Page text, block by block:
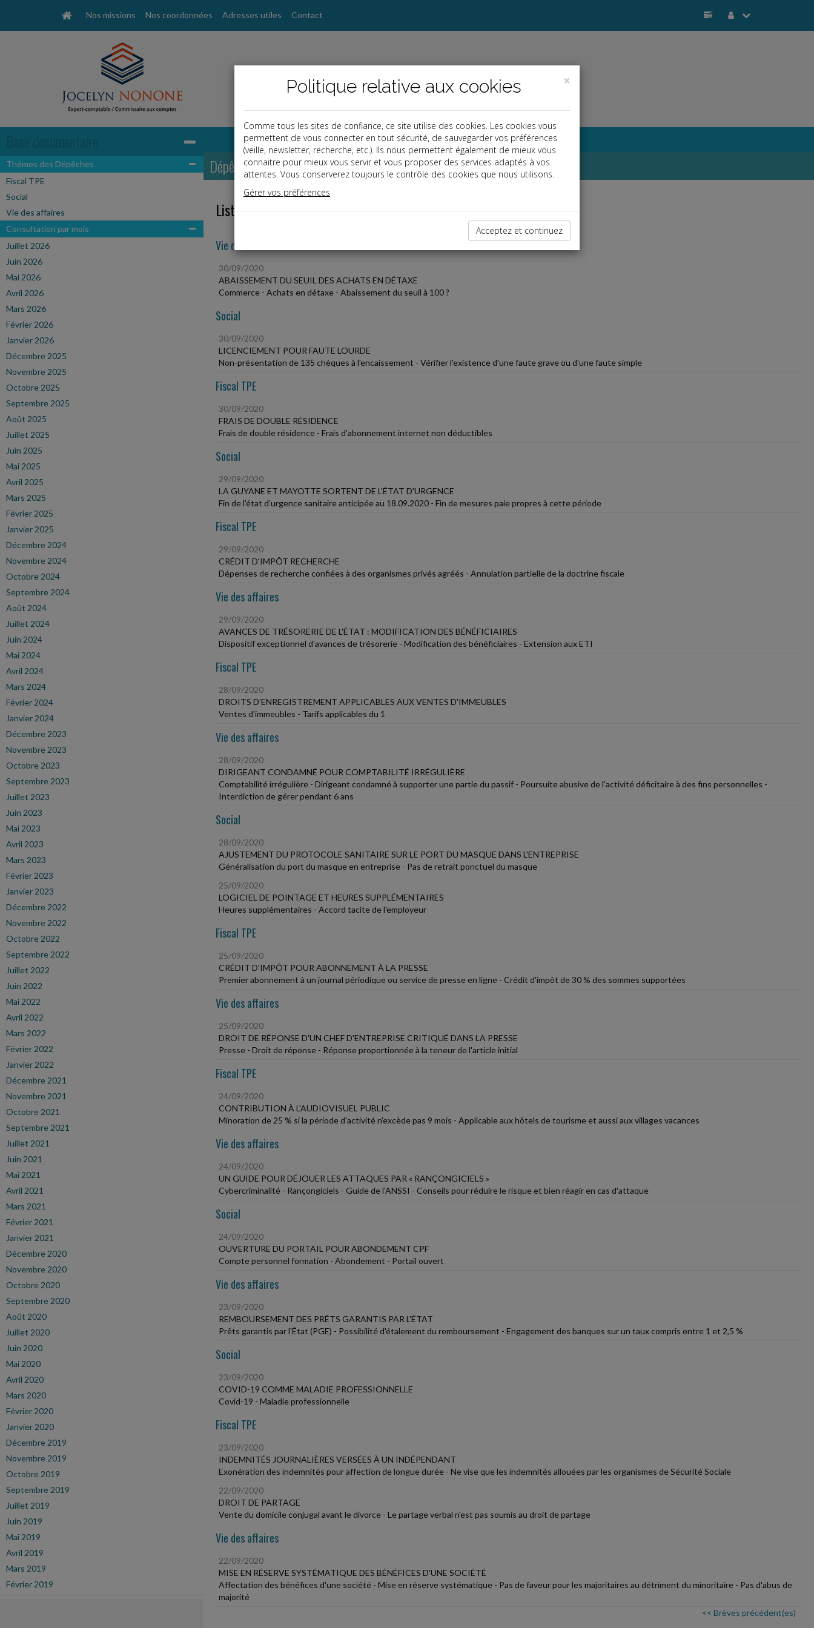
Nos missions Nos coordonnées Adresses utiles Contact
Thémes des Dépêches
Fiscal TPE
Social
Vie des affaires
Consultation par mois
Juillet 2026
Juin 2026
Mai 2026
Avril 2026
Mars 2026
Février 2026
Janvier 2026
Décembre 2025
Novembre 2025
Octobre 2025
Septembre 2025
Août 2025
Juillet 2025
Juin 2025
Mai 2025
Avril 2025
Mars 2025
Février 2025
Janvier 2025
Décembre 2024
Novembre 2024
Octobre 2024
Septembre 2024
Août 2024
Juillet 2024
Juin 2024
Mai 2024
Avril 2024
Mars 2024
Février 2024
Janvier 2024
Décembre 2023
Novembre 2023
Octobre 2023
Septembre 2023
Juillet 2023
Juin 2023
Mai 2023
Avril 2023
Mars 2023
Février 2023
Janvier 2023
Décembre 2022
Novembre 2022
Octobre 2022
Septembre 2022
Juillet 2022
Juin 2022
Mai 2022
Avril 2022
Mars 2022
Février 2022
Janvier 2022
Décembre 2021
Novembre 2021
Octobre 2021
Septembre 2021
Juillet 2021
Juin 2021
Mai 2021
Avril 2021
Mars 2021
Février 2021
Janvier 2021
Décembre 2020
Novembre 2020
Octobre 2020
Septembre 2020
Août 2020
Juillet 2020
Juin 2020
Mai 2020
Avril 2020
Mars 2020
Février 2020
Janvier 2020
Décembre 2019
Novembre 2019
Octobre 2019
Septembre 2019
Juillet 2019
Juin 2019
Mai 2019
Avril 2019
Mars 2019
Février 2019
Dépêches
Liste des dernières dépêches
Vie des affaires
30/09/2020
ABAISSEMENT DU SEUIL DES ACHATS EN DÉTAXE
Commerce - Achats en détaxe - Abaissement du seuil à 100 ?
Social
30/09/2020
LICENCIEMENT POUR FAUTE LOURDE
Non-présentation de 135 chèques à l'encaissement - Vérifier l'existence d'une faute grave ou d'une faute simple
Fiscal TPE
30/09/2020
FRAIS DE DOUBLE RÉSIDENCE
Frais de double résidence - Frais d'abonnement internet non déductibles
Social
29/09/2020
LA GUYANE ET MAYOTTE SORTENT DE L'ÉTAT D'URGENCE
Fin de l'état d'urgence sanitaire anticipée au 18.09.2020 - Fin de mesures paie propres à cette période
Fiscal TPE
29/09/2020
CRÉDIT D'IMPÔT RECHERCHE
Dépenses de recherche confiées à des organismes privés agréés - Annulation partielle de la doctrine fiscale
Vie des affaires
29/09/2020
AVANCES DE TRÉSORERIE DE L'ÉTAT : MODIFICATION DES BÉNÉFICIAIRES
Dispositif exceptionnel d'avances de trésorerie - Modification des bénéficiaires - Extension aux ETI
Fiscal TPE
28/09/2020
DROITS D'ENREGISTREMENT APPLICABLES AUX VENTES D'IMMEUBLES
Ventes d'immeubles - Tarifs applicables du 1
Vie des affaires
28/09/2020
DIRIGEANT CONDAMNÉ POUR COMPTABILITÉ IRRÉGULIÈRE
Comptabilité irrégulière - Dirigeant condamné à supporter une partie du passif - Poursuite abusive de l'activité déficitaire à des fins personnelles -
Interdiction de gérer pendant 6 ans
Social
28/09/2020
AJUSTEMENT DU PROTOCOLE SANITAIRE SUR LE PORT DU MASQUE DANS L'ENTREPRISE
Généralisation du port du masque en entreprise - Pas de retrait ponctuel du masque
25/09/2020
LOGICIEL DE POINTAGE ET HEURES SUPPLÉMENTAIRES
Heures supplémentaires - Accord tacite de l'employeur
Fiscal TPE
25/09/2020
CRÉDIT D'IMPÔT POUR ABONNEMENT À LA PRESSE
Premier abonnement à un journal périodique ou service de presse en ligne - Crédit d'impôt de 30 % des sommes supportées
Vie des affaires
25/09/2020
DROIT DE RÉPONSE D'UN CHEF D'ENTREPRISE CRITIQUÉ DANS LA PRESSE
Presse - Droit de réponse - Réponse proportionnée à la teneur de l'article initial
Fiscal TPE
24/09/2020
CONTRIBUTION À L'AUDIOVISUEL PUBLIC
Minoration de 25 % si la période d'activité n'excède pas 9 mois - Applicable aux hôtels de tourisme et aussi aux villages vacances
Vie des affaires
24/09/2020
UN GUIDE POUR DÉJOUER LES ATTAQUES PAR « RANÇONGICIELS »
Cybercriminalité - Rançongiciels - Guide de l'ANSSI - Conseils pour réduire le risque et bien réagir en cas d'attaque
Social
24/09/2020
OUVERTURE DU PORTAIL POUR ABONDEMENT CPF
Compte personnel formation - Abondement - Portail ouvert
Vie des affaires
23/09/2020
REMBOURSEMENT DES PRÊTS GARANTIS PAR L'ÉTAT
Prêts garantis par l'État (PGE) - Possibilité d'étalement du remboursement - Engagement des banques sur un taux compris entre 1 et 2,5 %
Social
23/09/2020
COVID-19 COMME MALADIE PROFESSIONNELLE
Covid-19 - Maladie professionnelle
Fiscal TPE
23/09/2020
INDEMNITÉS JOURNALIÈRES VERSÉES À UN INDÉPENDANT
Exonération des indemnités pour affection de longue durée - Ne vise que les indemnités allouées par les organismes de Sécurité Sociale
22/09/2020
DROIT DE PARTAGE
Vente du domicile conjugal avant le divorce - Le partage verbal n'est pas soumis au droit de partage
Vie des affaires
22/09/2020
MISE EN RÉSERVE SYSTÉMATIQUE DES BÉNÉFICES D'UNE SOCIÉTÉ
Affectation des bénéfices d'une société - Mise en réserve systématique - Pas de faveur pour les majoritaires au détriment du minoritaire - Pas d'abus de
majorité
<< Brèves précédent(es)
×
Politique relative aux cookies
Comme tous les sites de confiance, ce site utilise des cookies. Les cookies vous
permettent de vous connecter en tout sécurité, de sauvegarder vos préférences
(veille, newsletter, recherche, etc.). Ils nous permettent également de mieux vous
connaitre pour mieux vous servir et vous proposer des services adaptés à vos
attentes. Vous conserverez toujours le contrôle des cookies que nous utilisons.
Gérer vos préférences
Acceptez et continuez